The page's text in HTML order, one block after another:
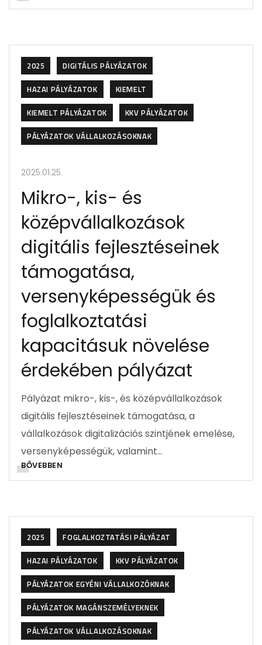
2025
DIGITÁLIS PÁLYÁZATOK
HAZAI PÁLYÁZATOK
KIEMELT
KIEMELT PÁLYÁZATOK
KKV PÁLYÁZATOK
PÁLYÁZATOK VÁLLALKOZÁSOKNAK
2025.01.25.
Mikro-, kis- és
középvállalkozások
digitális fejlesztéseinek
támogatása,
versenyképességük és
foglalkoztatási
kapacitásuk növelése
érdekében pályázat
Pályázat mikro-, kis-, és középvállalkozások
digitális fejlesztéseinek támogatása, a
vállalkozások digitalizációs szintjének emelése,
versenyképességük, valamint…
BŐVEBBEN
2025
FOGLALKOZTATÁSI PÁLYÁZAT
HAZAI PÁLYÁZATOK
KKV PÁLYÁZATOK
PÁLYÁZATOK EGYÉNI VÁLLALKOZÓKNAK
PÁLYÁZATOK MAGÁNSZEMÉLYEKNEK
PÁLYÁZATOK VÁLLALKOZÁSOKNAK